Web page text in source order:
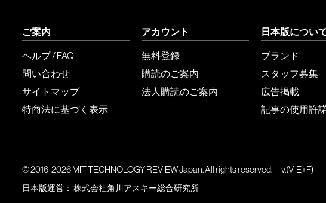
ご案内
ヘルプ / FAQ
問い合わせ
サイトマップ
特商法に基づく表示
アカウント
無料登録
購読のご案内
法人購読のご案内
日本版につい
ブランド
スタッフ募集
広告掲載
記事の使用許
© 2016-2026 MIT TECHNOLOGY REVIEW Japan. All rights reserved. v.(V-E+F)
日本版運営： 株式会社角川アスキー総合研究所